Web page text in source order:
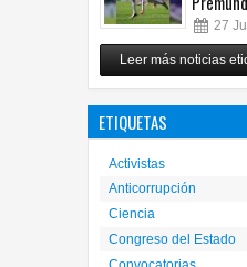
27
Cruz
gana
25
Leer más noticias
ETIQUETAS
Anticorrupción
Ciencia
Congreso del Estado
Convocatorias